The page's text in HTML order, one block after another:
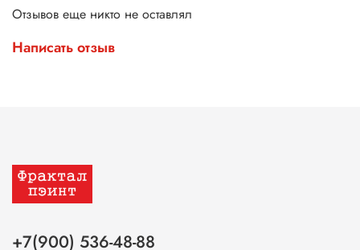
Отзывов еще никто не оставлял
Написать отзыв
+7(900) 536-48-88